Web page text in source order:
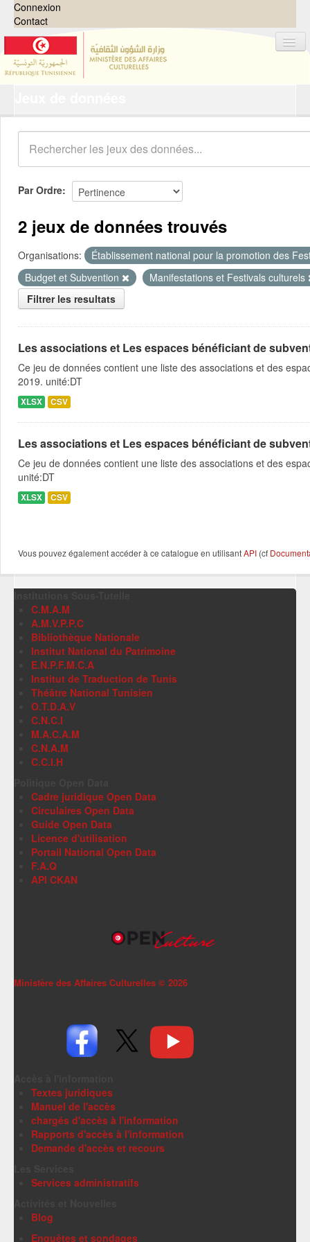
Connexion
Contact
Organisations
Groupes
Demandes 0
À propos
Par Ordre
2 jeux de données trouvés
Organisations:
Établissement national pour la promotion des
Budget et Subvention
Manifestations et Festivals culturels
Filtrer les resultats
Les associations et Les espaces bénéficiant de
Ce jeu de données contient une liste des associations et des
2019. unité:DT
XLSX CSV
Les associations et Les espaces bénéficiant de
Ce jeu de données contient une liste des associations et des
unité:DT
XLSX CSV
Vous pouvez également accéder à ce catalogue en utilisantAPI (cf
C.M.A.M
A.M.V.P.P.C
Bibliothèque Nationale
Institut National du Patrimoine
E.N.P.F.M.C.A
Institut de Traduction de Tunis
Théâtre National Tunisien
O.T.D.A.V
C.N.C.I
M.A.C.A.M
C.N.A.M
C.C.I.H
Cadre juridique Open Data
Circulaires Open Data
Guide Open Data
Licence d'utilisation
Portail National Open Data
F.A.Q
API CKAN
Ministère des Affaires Culturelles © 2026
Textes juridiques
Manuel de l'accès
chargés d'accès à l'information
Rapports d'accès à l'information
Demande d'accès et recours
Services administratifs
Blog
Enquêtes et sondages